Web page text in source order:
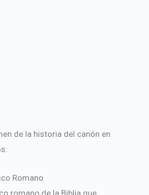
de la historia del canón en
Romano
romano de la Biblia que